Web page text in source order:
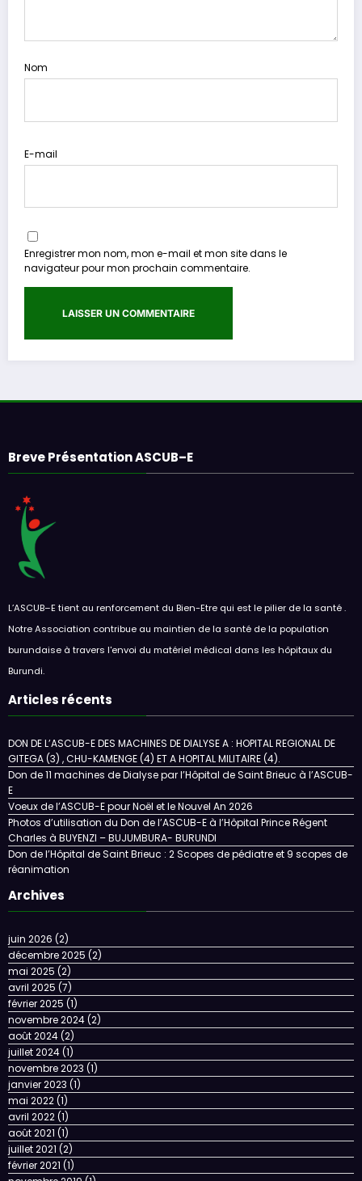
Nom
E-mail
Enregistrer mon nom, mon e-mail et mon site dans le
navigateur pour mon prochain commentaire.
Breve Présentation ASCUB–E
L’ASCUB–E tient au renforcement du Bien-Etre qui est le pilier de la santé .
Notre Association contribue au maintien de la santé de la population
burundaise à travers l'envoi du matériel médical dans les hôpitaux du
Burundi.
Articles récents
DON DE L’ASCUB-E DES MACHINES DE DIALYSE A : HOPITAL REGIONAL DE
GITEGA (3) , CHU-KAMENGE (4) ET A HOPITAL MILITAIRE (4).
Don de 11 machines de Dialyse par l’Hôpital de Saint Brieuc à l’ASCUB-
E
Voeux de l’ASCUB-E pour Noël et le Nouvel An 2026
Photos d’utilisation du Don de l’ASCUB-E à l’Hôpital Prince Régent
Charles à BUYENZI – BUJUMBURA- BURUNDI
Don de l’Hôpital de Saint Brieuc : 2 Scopes de pédiatre et 9 scopes de
réanimation
Archives
juin 2026 (2)
décembre 2025 (2)
mai 2025 (2)
avril 2025 (7)
février 2025 (1)
novembre 2024(2)
août 2024(2)
juillet 2024(1)
novembre 2023 (1)
janvier 2023 (1)
mai 2022(1)
avril 2022(1)
août 2021 (1)
juillet 2021 (2)
février 2021 (1)